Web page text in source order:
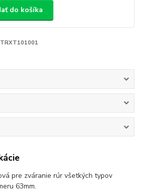
do košíka
TRXT101001
pre zváranie rúr všetkých typov
63mm.